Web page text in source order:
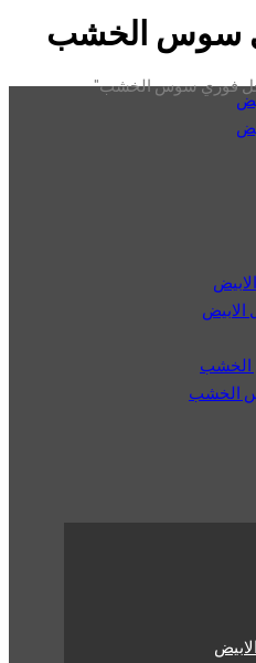
الخشب
سوس الخشب